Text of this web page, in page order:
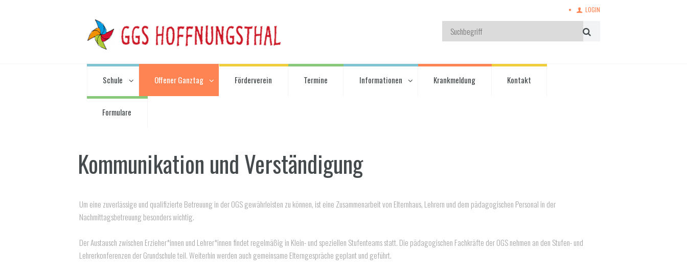
LOGIN
Schule Offener Ganztag Förderverein Termine Informationen Krankmeldung Kontakt
Formulare
Kommunikation und Verständigung
Um eine zuverlässige und qualifizierte Betreuung in der OGS gewährleisten zu können, ist eine Zusammenarbeit von Elternhaus, Lehrern und dem pädagogischen Personal in der
Nachmittagsbetreuung besonders wichtig.
Der Austausch zwischen Erzieher*innen und Lehrer*innen findet regelmäßig in Klein- und speziellen Stufenteams statt. Die pädagogischen Fachkräfte der OGS nehmen an den Stufen- und
Lehrerkonferenzen der Grundschule teil. Weiterhin werden auch gemeinsame Elterngespräche geplant und geführt.